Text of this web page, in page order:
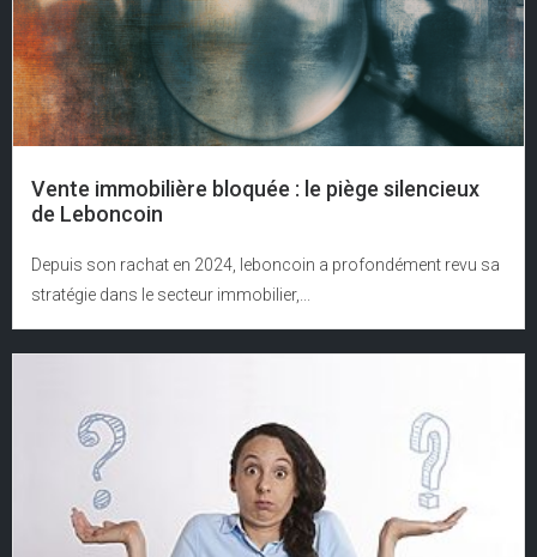
Vente immobilière bloquée : le piège silencieux
de Leboncoin
Depuis son rachat en 2024, leboncoin a profondément revu sa
stratégie dans le secteur immobilier,...